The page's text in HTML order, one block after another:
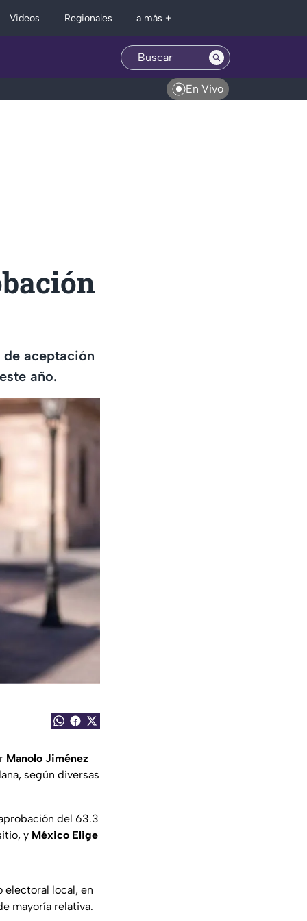
Videos Regionales a más +
En Vivo
aceptación
año.
Manolo Jiménez
según diversas
del 63.3
y México Elige
electoral local, en
mayoría relativa.